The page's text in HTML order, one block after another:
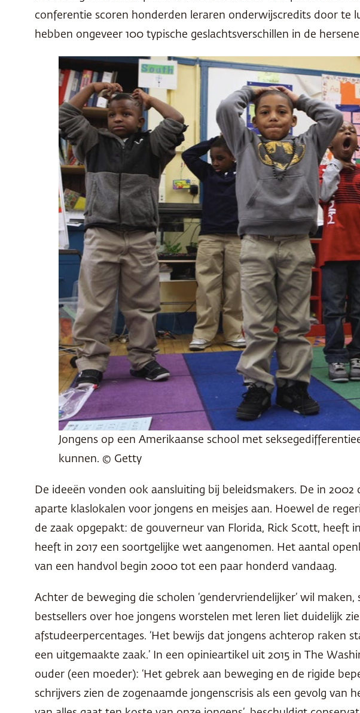
conferentie scoren honderden leraren onderwijscredits door te
hebben ongeveer 100 typische geslachtsverschillen in de
Jongens op een Amerikaanse school met
kunnen. © Getty
De ideeën vonden ook aansluiting bij beleidsmakers. De in
aparte klaslokalen voor jongens en meisjes aan. Hoewel de
de zaak opgepakt: de gouverneur van Florida, Rick Scott, heeft
heeft in 2017 een soortgelijke wet aangenomen. Het aantal
van een handvol begin 2000 tot een paar honderd vandaag.
Achter de beweging die scholen ‘gendervriendelijker’ wil
bestsellers over hoe jongens worstelen met leren liet duidelijk
afstudeerpercentages. ‘Het bewijs dat jongens achterop raken
een uitgemaakte zaak.’ In een opinieartikel uit 2015 in The
ouder (een moeder): ‘Het gebrek aan beweging en de rigide
schrijvers zien de zogenaamde jongenscrisis als een gevolg